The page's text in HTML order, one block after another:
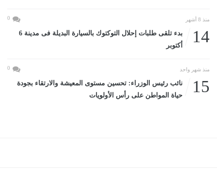
منذ 8 أشهر 0
14
بدء تلقى طلبات إحلال التوكتوك بالسيارة البديلة فى مدينة 6
أكتوبر
منذ شهر واحد 0
15
نائب رئيس الوزراء: تحسين مستوى المعيشة والارتقاء بجودة
حياة المواطن على رأس الأولويات